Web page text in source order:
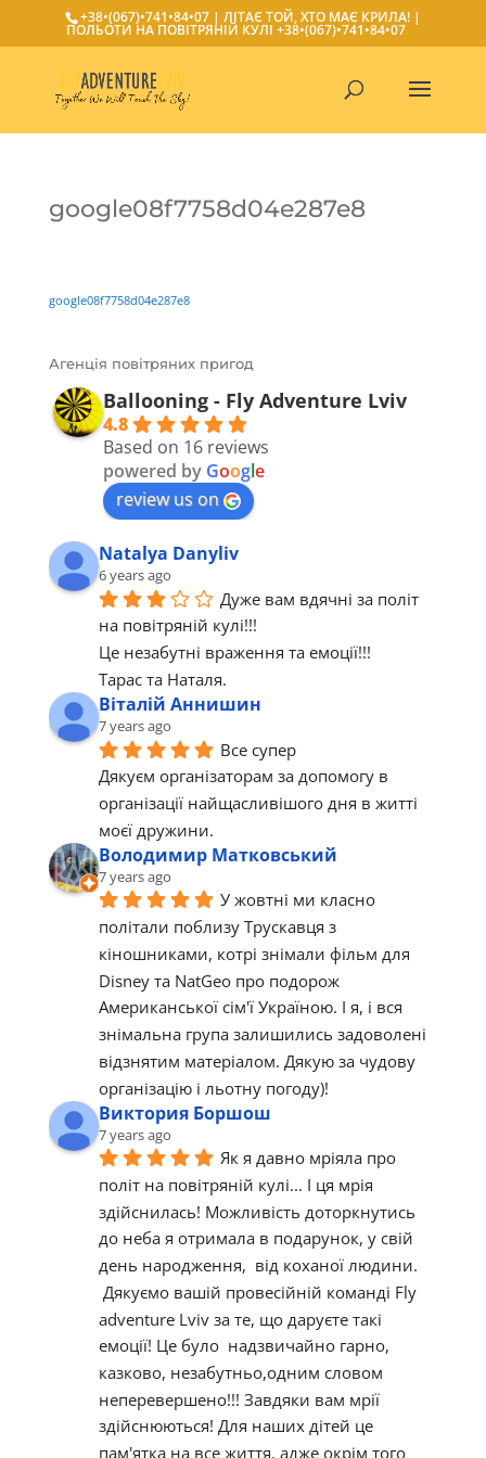
+38•(067)•741•84•07| ЛІТАЄ ТОЙ, ХТО МАЄ КРИЛА! |
ПОЛЬОТИ НА ПОВІТРЯНІЙ КУЛІ +38•(067)•741•84•07
google08f7758d04e287e8
google08f7758d04e287e8
Агенція повітряних пригод
Ballooning - Fly Adventure Lviv
4.8
Based on 16 reviews
powered by Google
review us on
Natalya Danyliv
6 years ago
Дуже вам вдячні за політ
на повітряній кулі!!!
Це незабутні враження та емоції!!!
Тарас та Наталя.
Віталій Аннишин
7 years ago
Все супер
Дякуєм організаторам за допомогу в
організації найщасливішого дня в житті
моєї дружини.
Володимир Матковський
7 years ago
У жовтні ми класно
політали поблизу Трускавця з
кіношниками, котрі знімали фільм для
Disney та NatGeo про подорож
Американської сім'ї Україною. І я, і вся
знімальна група залишились задоволені
відзнятим матеріалом. Дякую за чудову
організацію і льотну погоду)!
Виктория Боршош
7 years ago
Як я давно мріяла про
політ на повітряній кулі... І ця мрія
здійснилась! Можливість доторкнутись
до неба я отримала в подарунок, у свій
день народження,  від коханої людини.
adventure Lviv за те, що даруєте такі
емоції! Це було  надзвичайно гарно,
казково, незабутньо,одним словом
неперевершено!!! Завдяки вам мрії
здійснюються! Для наших дітей це
пам'ятка на все життя, адже окрім того